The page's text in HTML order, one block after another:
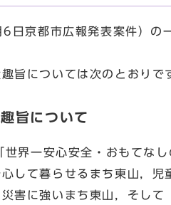
京都市広報発表案件）の
旨については次のとおりで
旨について
界一安心安全・おもてな
して暮らせるまち東山，児
害に強いまち東山，そして